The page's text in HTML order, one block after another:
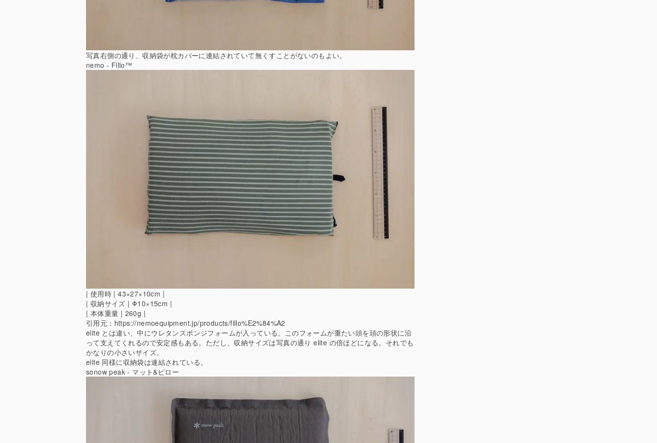
写真右側の通り、収納袋が枕カバーに連結されていて無くすことがないのもよい。
nemo - Fillo™
| 使用時 | 43×27×10cm |
| 収納サイズ | Φ10×15cm |
| 本体重量 | 260g |
引用元： https://nemoequipment.jp/products/fillo%E2%84%A2
elite とは違い、中にウレタンスポンジフォームが入っている。このフォームが重たい頭を頭の形状に沿
って支えてくれるので安定感もある。ただし、収納サイズは写真の通り elite の倍ほどになる。それでも
かなりの小さいサイズ。
elite 同様に収納袋は連結されている。
sonow peak - マット&ピロー